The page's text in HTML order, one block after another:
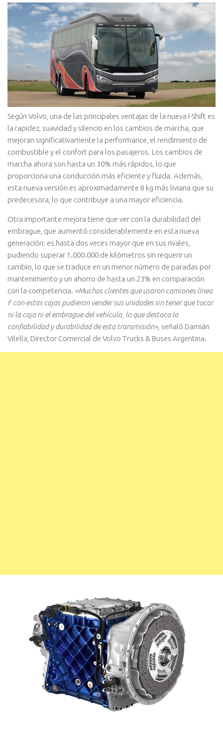
Según Volvo, una de las principales ventajas de la nueva I-Shift es
la rapidez, suavidad y silencio en los cambios de marcha, que
mejoran significativamente la performance, el rendimiento de
combustible y el confort para los pasajeros. Los cambios de
marcha ahora son hasta un 30% más rápidos, lo que
proporciona una conducción más eficiente y fluida. Además,
esta nueva versión es aproximadamente 8 kg más liviana que su
predecesora, lo que contribuye a una mayor eficiencia.
Otra importante mejora tiene que ver con la durabilidad del
embrague, que aumentó considerablemente en esta nueva
generación: es hasta dos veces mayor que en sus rivales,
pudiendo superar 1.000.000 de kilómetros sin requerir un
cambio, lo que se traduce en un menor número de paradas por
mantenimiento y un ahorro de hasta un 23% en comparación
con la competencia. «Muchos clientes que usaron camiones línea
F con estas cajas pudieron vender sus unidades sin tener que tocar
ni la caja ni el embrague del vehículo, lo que destaca la
confiabilidad y durabilidad de esta transmisión», señaló Damián
Vilella, Director Comercial de Volvo Trucks & Buses Argentina.